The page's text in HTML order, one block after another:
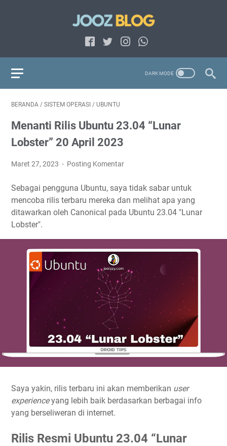
BERANDA / SISTEM OPERASI / UBUNTU
Menanti Rilis Ubuntu 23.04 “Lunar
Lobster” 20 April 2023
Maret 27, 2023 Posting Komentar
Sebagai pengguna Ubuntu, saya tidak sabar untuk
mencoba rilis terbaru mereka dan melihat apa yang
ditawarkan oleh Canonical pada Ubuntu 23.04 "Lunar
Lobster".
Saya yakin, rilis terbaru ini akan memberikan user
experienceyang lebih baik berdasarkan berbagai info
yang berseliweran di internet.
Rilis Resmi Ubuntu 23.04 “Lunar